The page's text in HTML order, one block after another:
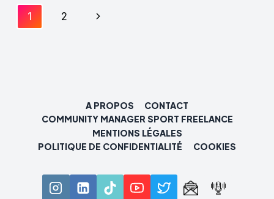
SPORTIF
Navigation
1 2
Page
A PROPOS
CONTACT
COMMUNITY MANAGER SPORT FREELANCE
MENTIONS LÉGALES
POLITIQUE DE CONFIDENTIALITÉ
COOKIES